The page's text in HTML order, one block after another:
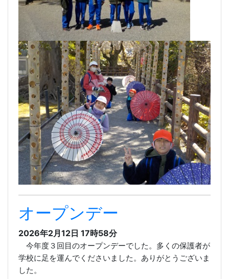
オープンデー
2026年2月12日 17時58分
今年度３回目のオープンデーでした。多くの保護者が
学校に足を運んでくださいました。ありがとうございま
した。